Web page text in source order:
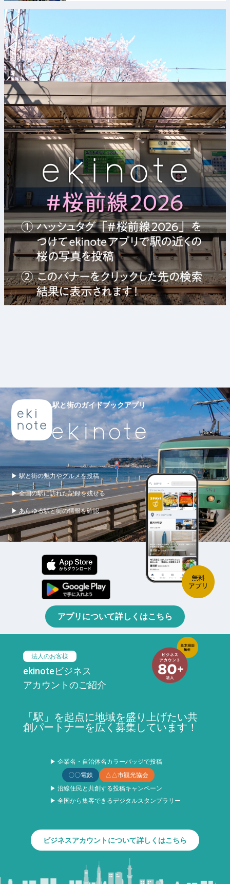
駅と街のガイドブックアプリ
▶ 駅と街の魅力やグルメを投稿
▶ 全国の駅に訪れた記録を残せる
▶ あらゆる駅と街の情報を確認
アプリについて詳しくはこちら
法人のお客様
ekinoteビジネス
アカウントのご紹介
「駅」を起点に地域を盛り上げたい共
創パートナーを広く募集しています！
▶ 企業名・自治体名カラーバッジで投稿
〇〇電鉄
△△市観光協会
▶ 沿線住民と共創する投稿キャンペーン
▶ 全国から集客できるデジタルスタンプラリー
ビジネスアカウントについて詳しくはこちら